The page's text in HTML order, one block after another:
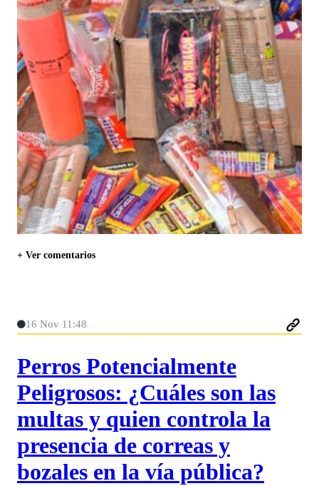
+ Ver comentarios
16 Nov 11:48
Perros Potencialmente
Peligrosos: ¿Cuáles son las
multas y quien controla la
presencia de correas y
bozales en la vía pública?